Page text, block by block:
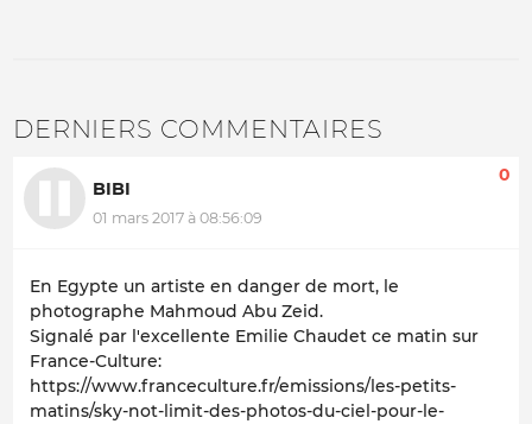
DERNIERS COMMENTAIRES
BIBI
01 mars 2017 à 08:56:09
0
En Egypte un artiste en danger de mort, le
photographe Mahmoud Abu Zeid.
Signalé par l'excellente Emilie Chaudet ce matin sur
France-Culture:
https://www.franceculture.fr/emissions/les-petits-
matins/sky-not-limit-des-photos-du-ciel-pour-le-